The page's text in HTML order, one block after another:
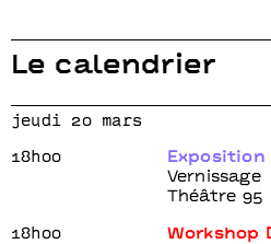
Le calendrier
jeudi 20 mars
18h00
Vernissage
Théâtre 95
18h00
Workshop